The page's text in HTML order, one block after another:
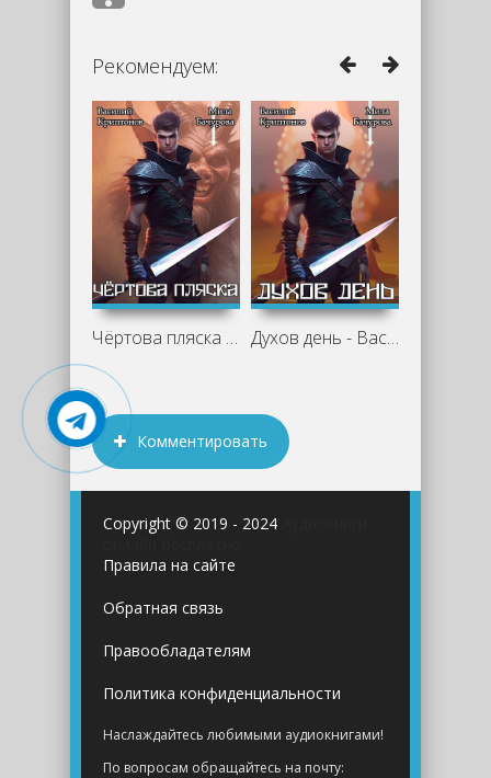
Рекомендуем:
Чёртова пляска - Василий Криптонов, Духов день - Василий Криптонов, Мила
Комментировать
Copyright © 2019 - 2024
Правила на сайте
Обратная связь
Правообладателям
Политика конфиденциальности
Наслаждайтесь любимыми аудиокнигами!
По вопросам обращайтесь на почту: